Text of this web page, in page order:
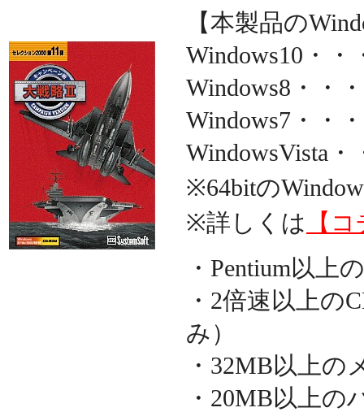
【本製品の
Windows10・
Windows8・・
Windows7・・
WindowsVista
※64bitの
※詳しくは
【
・Pentium以上
・2倍速以上の
み）
・32MB以上の
・20MB以上